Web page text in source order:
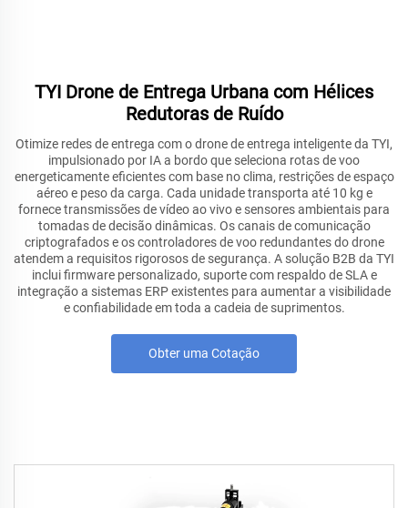
TYI Drone de Entrega Urbana com Hélices
Redutoras de Ruído
Otimize redes de entrega com o drone de entrega inteligente da TYI,
impulsionado por IA a bordo que seleciona rotas de voo
energeticamente eficientes com base no clima, restrições de espaço
aéreo e peso da carga. Cada unidade transporta até 10 kg e
fornece transmissões de vídeo ao vivo e sensores ambientais para
tomadas de decisão dinâmicas. Os canais de comunicação
criptografados e os controladores de voo redundantes do drone
atendem a requisitos rigorosos de segurança. A solução B2B da TYI
inclui firmware personalizado, suporte com respaldo de SLA e
integração a sistemas ERP existentes para aumentar a visibilidade
e confiabilidade em toda a cadeia de suprimentos.
Obter uma Cotação